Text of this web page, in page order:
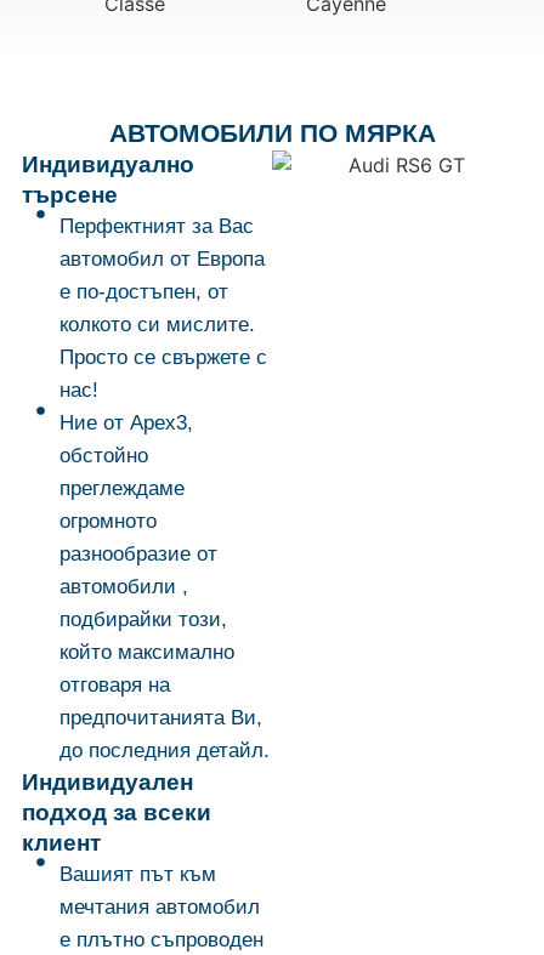
АВТОМОБИЛИ ПО МЯРКА
Индивидуално
търсене
Перфектният за Вас
автомобил от Европа
е по-достъпен, от
колкото си мислите.
Просто се свържете с
нас!
Ние от Арех3,
обстойно
преглеждаме
огромното
разнообразие от
автомобили ,
подбирайки този,
който максимално
отговаря на
предпочитанията Ви,
до последния детайл.
Индивидуален
подход за всеки
клиент
Вашият път към
мечтания автомобил
е плътно съпроводен